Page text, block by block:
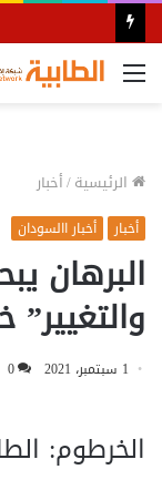
القائمة
الرئيسية/أخبار
أخبار أخبار االسودان
البرهان
1 سبتمبر، 2021 0
الخرطوم: